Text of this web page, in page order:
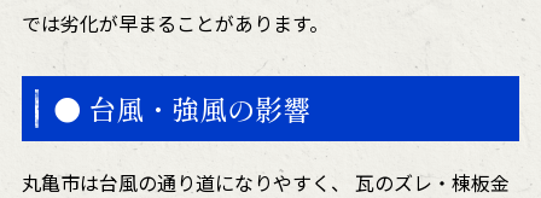
では劣化が早まることがあります。
● 台風・強風の影響
丸亀市は台風の通り道になりやすく、 瓦のズレ・棟板金